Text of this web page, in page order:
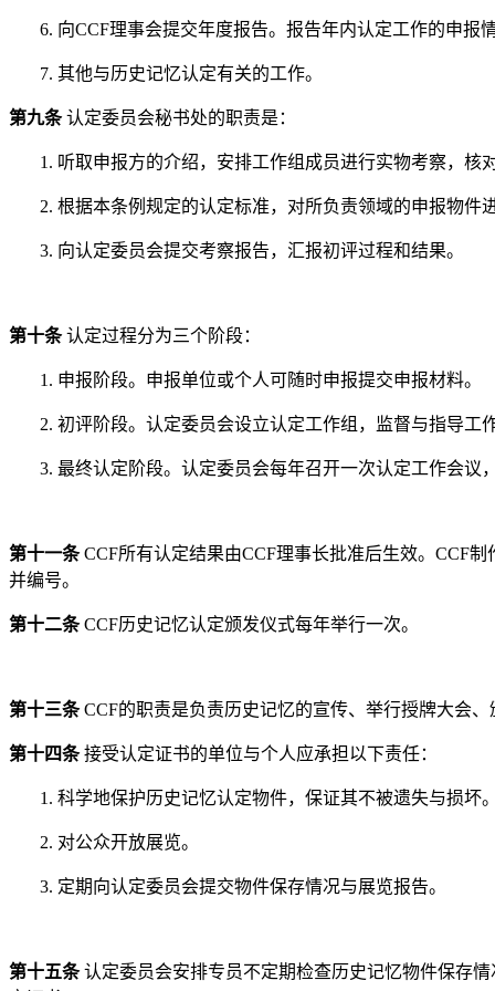
6. 向CCF理事会提交年度报告。报告年内认定工作的申报
7. 其他与历史记忆认定有关的工作。
第九条 认定委员会秘书处的职责是：
1. 听取申报方的介绍，安排工作组成员进行实物考察，核
2. 根据本条例规定的认定标准，对所负责领域的申报物件
3. 向认定委员会提交考察报告，汇报初评过程和结果。
第十条 认定过程分为三个阶段：
1. 申报阶段。申报单位或个人可随时申报提交申报材料。
2. 初评阶段。认定委员会设立认定工作组，监督与指导工
3. 最终认定阶段。认定委员会每年召开一次认定工作会议
第十一条CCF所有认定结果由CCF理事长批准后生效。 CCF制
并编号。
第十二条CCF历史记忆认定颁发仪式每年举行一次。
第十三条CCF的职责是负责历史记忆的宣传、举行授牌大会
第十四条 接受认定证书的单位与个人应承担以下责任：
1. 科学地保护历史记忆认定物件，保证其不被遗失与损坏
2. 对公众开放展览。
3. 定期向认定委员会提交物件保存情况与展览报告。
第十五条 认定委员会安排专员不定期检查历史记忆物件保存